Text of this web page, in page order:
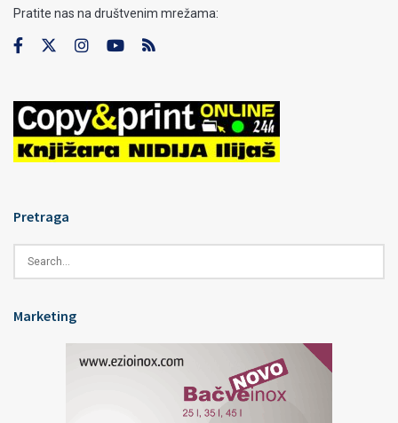
Pratite nas na društvenim mrežama:
Pretraga
Marketing